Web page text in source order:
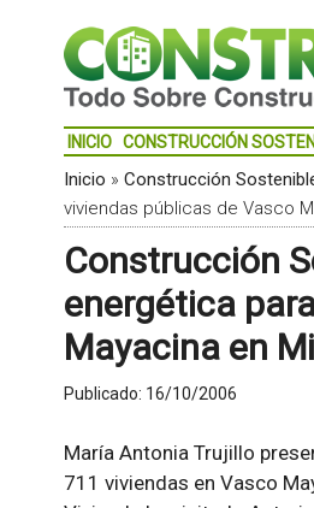
INICIO CONSTRUCCIÓN
Inicio » Construcción
viviendas públicas de Vasco
Construcción
energética
Mayacina en
Publicado: 16/10/2006
María Antonia Trujillo
711 viviendas en Vasco